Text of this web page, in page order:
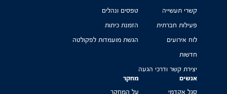
קשרי תעשייה
פעילות חברתית
לוח אירועים
חדשות
יצירת קשר ודרכי הגעה
טפסים ונהלים
הזמנת כיתות
הגשת מועמדות לפקולטה
אנשים
סגל אקדמי
מחקר
על המחקר